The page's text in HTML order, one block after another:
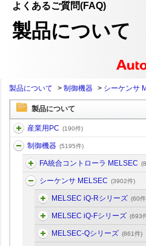
よくあるご質問(FAQ)
製品について
製品について > 制御機器 > シーケンサ
製品について
産業用PC (190件)
制御機器 (5195件)
FA統合コントローラ MELSEC
シーケンサ MELSEC (3902件)
MELSEC iQ-Rシリーズ (60
MELSEC iQ-Fシリーズ (693
MELSEC-Qシリーズ (861件)